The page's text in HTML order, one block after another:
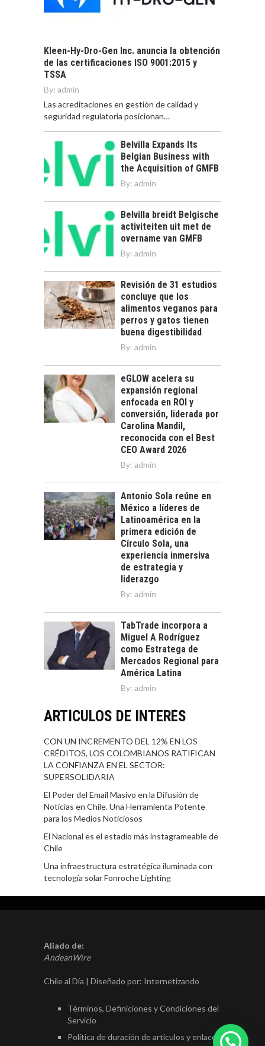
Kleen-Hy-Dro-Gen Inc. anuncia la obtención
de las certificaciones ISO 9001:2015 y
TSSA
By: admin
Las acreditaciones en gestión de calidad y
seguridad regulatoria posicionan…
Belvilla Expands Its
Belgian Business with
the Acquisition of GMFB
By: admin
Belvilla breidt Belgische
activiteiten uit met de
overname van GMFB
By: admin
Revisión de 31 estudios
concluye que los
alimentos veganos para
perros y gatos tienen
buena digestibilidad
By: admin
eGLOW acelera su
expansión regional
enfocada en ROI y
conversión, liderada por
Carolina Mandil,
reconocida con el Best
CEO Award 2026
By: admin
Antonio Sola reúne en
México a líderes de
Latinoamérica en la
primera edición de
Círculo Sola, una
experiencia inmersiva
de estrategia y
liderazgo
By: admin
TabTrade incorpora a
Miguel A Rodríguez
como Estratega de
Mercados Regional para
América Latina
By: admin
ARTÍCULOS DE INTERÉS
CON UN INCREMENTO DEL 12% EN LOS
CRÉDITOS, LOS COLOMBIANOS RATIFICAN
LA CONFIANZA EN EL SECTOR:
SUPERSOLIDARIA
El Poder del Email Masivo en la Difusión de
Noticias en Chile. Una Herramienta Potente
para los Medios Noticiosos
El Nacional es el estadio más instagrameable de
Chile
Una infraestructura estratégica iluminada con
tecnología solar Fonroche Lighting
Aliado de:
AndeanWire
Chile al Día | Diseñado por: Internetizando
Términos, Definiciones y Condiciones del
Servicio
Política de duración de artículos y enlaces